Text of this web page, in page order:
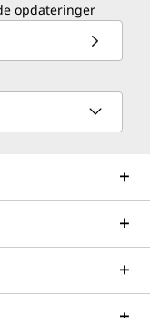
opdateringer